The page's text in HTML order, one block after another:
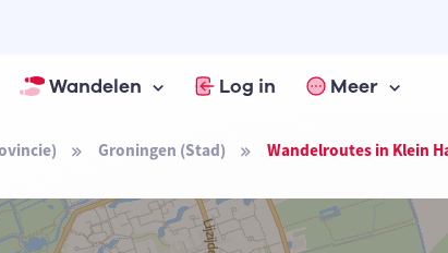
Wandelen Log in Meer
Groningen (Stad) Wandelroutes in Klein